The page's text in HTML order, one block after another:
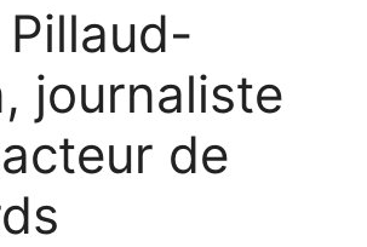
journaliste
de